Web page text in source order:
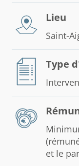
Lieu
Saint-
Type
et le